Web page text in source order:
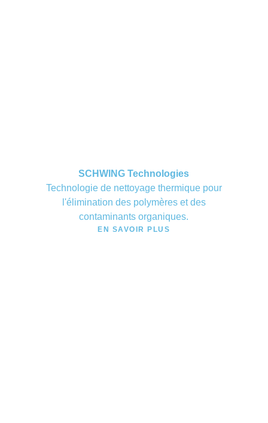
SCHWING Technologies
Technologie de nettoyage thermique pour
l'élimination des polymères et des
contaminants organiques.
EN SAVOIR PLUS